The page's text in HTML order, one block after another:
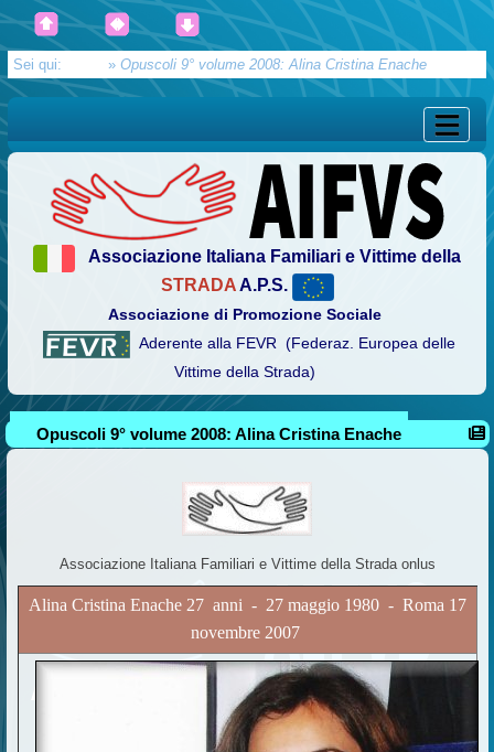
Sei qui: » Opuscoli 9° volume 2008: Alina Cristina Enache
Associazione Italiana Familiari e Vittime della
STRADAA.P.S.
Associazione di Promozione Sociale
Aderente alla FEVR (Federaz. Europea delle
Vittime della Strada)
Opuscoli 9° volume 2008: Alina Cristina Enache
Associazione Italiana Familiari e Vittime della Strada onlus
Alina Cristina Enache 27 anni - 27 maggio 1980 - Roma 17
novembre 2007